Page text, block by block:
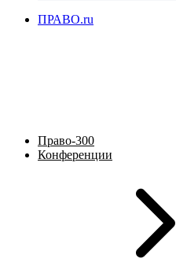
ПРАВО.ru
Право-300
Конференции